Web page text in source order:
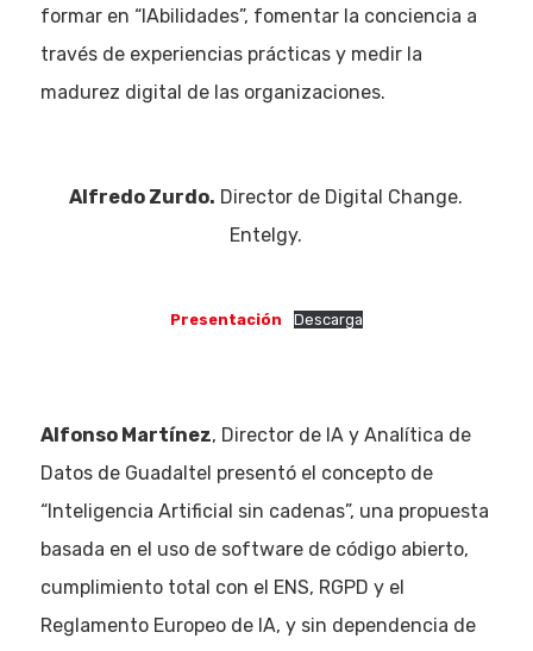
formar en “IAbilidades”, fomentar la conciencia a
través de experiencias prácticas y medir la
madurez digital de las organizaciones.
Alfredo Zurdo. Director de Digital Change.
Entelgy.
Presentación Descarga
Alfonso Martínez, Director de IA y Analítica de
Datos de Guadaltel presentó el concepto de
“Inteligencia Artificial sin cadenas”, una propuesta
basada en el uso de software de código abierto,
cumplimiento total con el ENS, RGPD y el
Reglamento Europeo de IA, y sin dependencia de